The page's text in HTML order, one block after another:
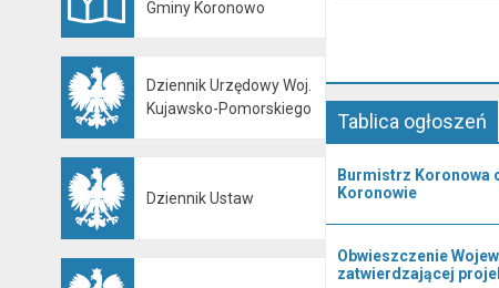
Gminy Koronowo
Dziennik Urzędowy Woj.
Kujawsko-Pomorskiego
Dziennik Ustaw
Tablica ogłoszeń
Burmistrz Koronowa
Koronowie
Obwieszczenie
zatwierdzającej